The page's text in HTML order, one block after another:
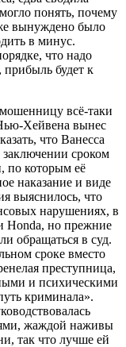
понять, почему
вынуждено было
в минус.
что надо
прибыль будет к
всё-таки
Хейвена вынес
что Ванесса
заключении сроком
по которым её
наказание и виде
выяснилось, что
нарушениях, в
Honda, но прежние
обращаться в суд.
сроке вместо
преступница,
и психическими
криминала».
жаждой наживы
так что лучше ей